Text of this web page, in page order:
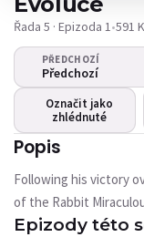
Video se
Toto video
Řada 5 · Epizoda 1•591
PŘEDCHOZÍ
Předchozí
Označit jako
zhlédnuté
Popis
Following his victory
of the Rabbit
travel, the
Epizody této